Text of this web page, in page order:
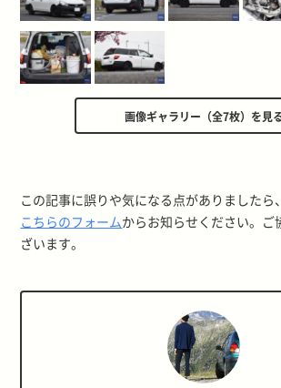
画像ギャラリー（全7枚）を見
この記事に誤りや気になる点がありましたら
こちらのフォームからお知らせください。ご
ざいます。